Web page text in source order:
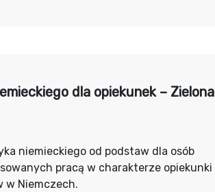
dla opiekunek – Zielona
niemieckiego od podstaw dla osób
pracą w charakterze opiekunki
w Niemczech.